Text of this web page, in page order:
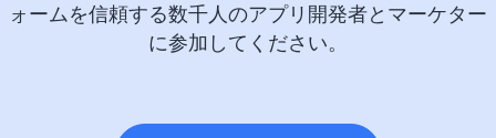
ォームを信頼する数千人のアプリ開発者とマーケター
に参加してください。